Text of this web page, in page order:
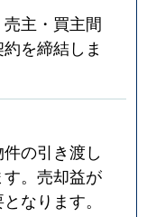
主・買主間
を締結しま
の引き渡し
。売却益が
なります。